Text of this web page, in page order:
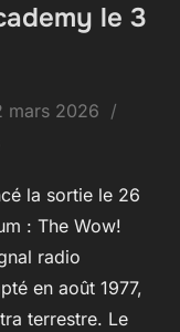
le 3
mars 2026
la sortie le 26
: The Wow!
radio
en août 1977,
terrestre. Le